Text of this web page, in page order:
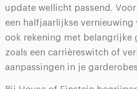
update wellicht passend.
een halfjaarlijkse vernieuwing
ook rekening met belangrijke
zoals een carrièreswitch of
aanpassingen in je